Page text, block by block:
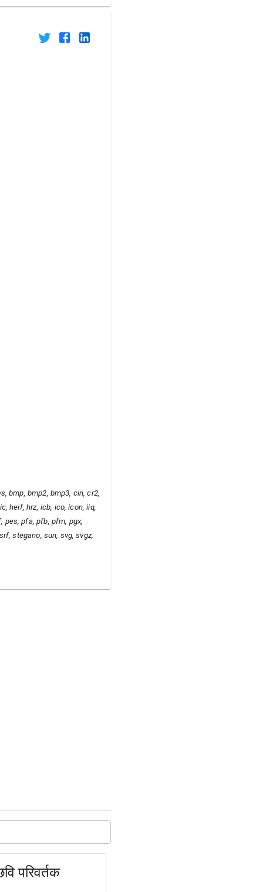
bmp, bmp2, bmp3, cin, cr2,
heif, hrz, icb, ico, icon, iiq,
pes, pfa, pfb, pfm, pgx,
stegano, sun, svg, svgz,
परिवर्तक